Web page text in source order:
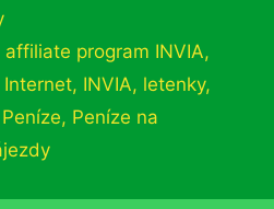
affiliate program INVIA,
Internet, INVIA, letenky,
Peníze, Peníze na